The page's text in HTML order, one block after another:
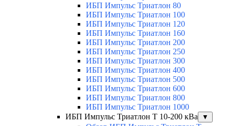
ИБП Импульс Триатлон 80
ИБП Импульс Триатлон 100
ИБП Импульс Триатлон 120
ИБП Импульс Триатлон 160
ИБП Импульс Триатлон 200
ИБП Импульс Триатлон 250
ИБП Импульс Триатлон 300
ИБП Импульс Триатлон 400
ИБП Импульс Триатлон 500
ИБП Импульс Триатлон 600
ИБП Импульс Триатлон 800
ИБП Импульс Триатлон 1000
ИБП Импульс Триатлон Т 10-200 кВа
▼